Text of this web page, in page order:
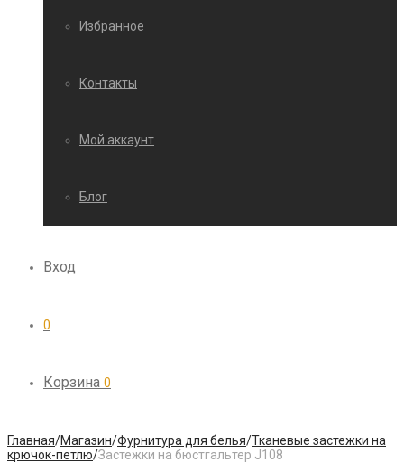
Избранное
Контакты
Мой аккаунт
Блог
Вход
0
Корзина 0
Главная/Магазин/Фурнитура для белья/Тканевые застежки на
крючок-петлю/Застежки на бюстгальтер J108